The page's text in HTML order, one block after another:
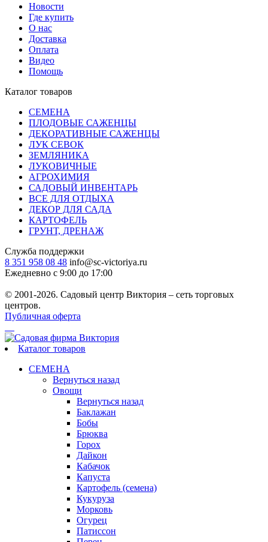
Новости
Где купить
О нас
Доставка
Оплата
Видео
Помощь
Каталог товаров
СЕМЕНА
ПЛОДОВЫЕ САЖЕНЦЫ
ДЕКОРАТИВНЫЕ САЖЕНЦЫ
ЛУК СЕВОК
ЗЕМЛЯНИКА
ЛУКОВИЧНЫЕ
АГРОХИМИЯ
САДОВЫЙ ИНВЕНТАРЬ
ВСЕ ДЛЯ ОТДЫХА
ДЕКОР ДЛЯ САДА
КАРТОФЕЛЬ
ГРУНТ, ДРЕНАЖ
Служба поддержки
8 351 958 08 48 info@sc-victoriya.ru
Ежедневно с 9:00 до 17:00
© 2001-2026. Садовый центр Виктория – сеть торговых
центров.
Публичная оферта
Каталог товаров
СЕМЕНА
Вернуться назад
Овощи
Вернуться назад
Баклажан
Бобы
Брюква
Горох
Дайкон
Кабачок
Капуста
Картофель (семена)
Кукуруза
Морковь
Огурец
Патиссон